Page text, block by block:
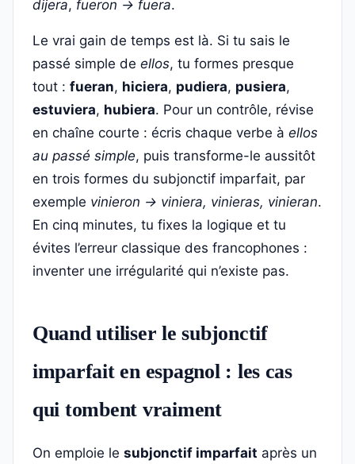
dijera, fueron → fuera.
Le vrai gain de temps est là. Si tu sais le
passé simple de ellos, tu formes presque
tout : fueran, hiciera, pudiera, pusiera,
estuviera, hubiera. Pour un contrôle, révise
en chaîne courte : écris chaque verbe à ellos
au passé simple, puis transforme-le aussitôt
en trois formes du subjonctif imparfait, par
exemple vinieron → viniera, vinieras, vinieran.
En cinq minutes, tu fixes la logique et tu
évites l’erreur classique des francophones :
inventer une irrégularité qui n’existe pas.
Quand utiliser le subjonctif
imparfait en espagnol : les cas
qui tombent vraiment
On emploie le subjonctif imparfait après un